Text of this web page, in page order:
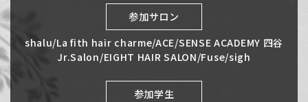
参加サロン
shalu/La fith hair charme/ACE/SENSE ACADEMY 四谷
Jr.Salon/EIGHT HAIR SALON/Fuse/sigh
参加学生